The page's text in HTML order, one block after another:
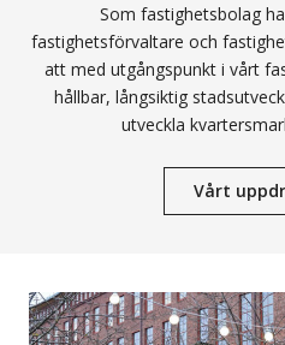
Som fastighetsbolag
fastighetsförvaltare och
att med utgångspunkt i vårt
hållbar, långsiktig
utveckla
Vårt